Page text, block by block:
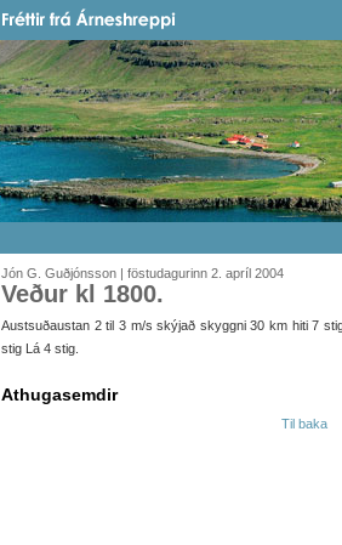
Jón G. Guðjónsson | föstudagurinn 2. apríl 2004
Veður kl 1800.
Austsuðaustan 2 til 3 m/s skýjað skyggni 30 km hiti 7
stig Lá 4 stig.
Athugasemdir
Til baka